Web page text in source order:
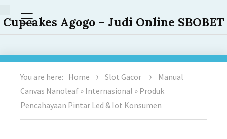
Cupcakes Agogo – Judi Online SBOBET
Menu
You are here: Home Slot Gacor
Manual
Canvas Nanoleaf » Internasional » Produk
Pencahayaan Pintar Led & Iot Konsumen